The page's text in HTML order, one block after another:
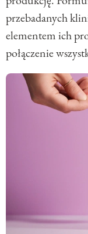
przebadanych
elementem ich
połączenie